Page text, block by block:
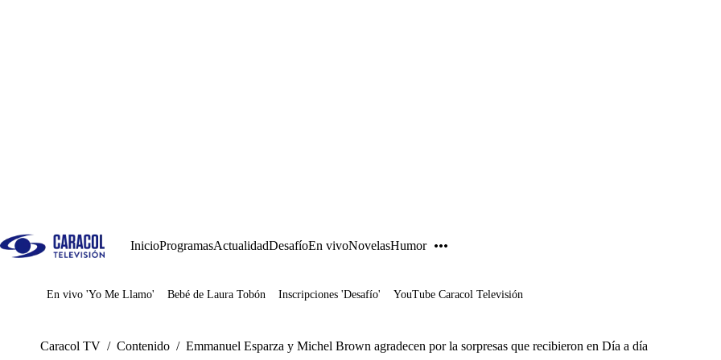
InicioProgramasActualidadDesafíoEn vivoNovelasHumor
Juegos
En vivo 'Yo Me Llamo' Bebé de Laura Tobón Inscripciones 'Desafío' YouTube Caracol Televisión
Caracol TV / Contenido / Emmanuel Esparza y Michel Brown agradecen por la sorpresas que recibieron en Día a día